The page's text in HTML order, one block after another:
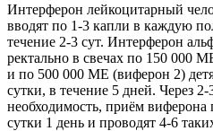
Интерферон лейкоцитарный
вводят по 1-3 капли в каждую
течение 2-3 сут. Интерферон
ректально в свечах по 150 000
и по 500 000 ME (виферон 2)
сутки, в течение 5 дней. Через 2-
необходимость, приём виферона
сутки 1 день и проводят 4-6